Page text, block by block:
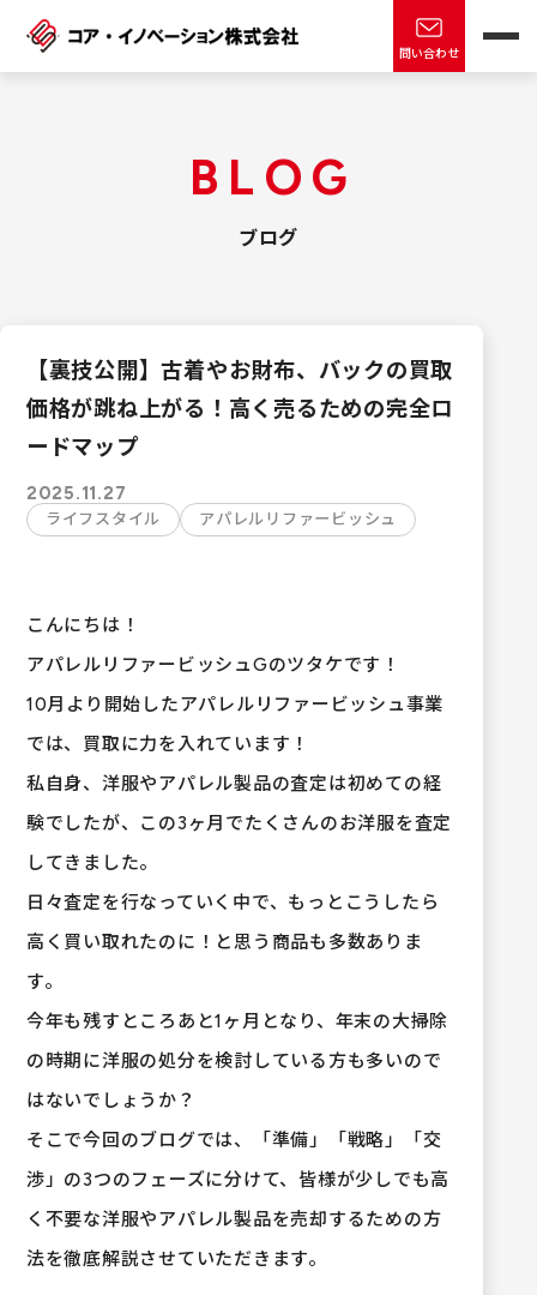
問い合わせ
B L O G
ブログ
【裏技公開】古着やお財布、バックの買取
価格が跳ね上がる！高く売るための完全ロ
ードマップ
2025.11.27
ライフスタイル アパレルリファービッシュ
こんにちは！
アパレルリファービッシュGのツタケです！
10月より開始したアパレルリファービッシュ事業
では、買取に力を入れています！
私自身、洋服やアパレル製品の査定は初めての経
験でしたが、この3ヶ月でたくさんのお洋服を査定
してきました。
日々査定を行なっていく中で、もっとこうしたら
高く買い取れたのに！と思う商品も多数ありま
す。
今年も残すところあと1ヶ月となり、年末の大掃除
の時期に洋服の処分を検討している方も多いので
はないでしょうか？
そこで今回のブログでは、「準備」「戦略」「交
渉」の3つのフェーズに分けて、皆様が少しでも高
く不要な洋服やアパレル製品を売却するための方
法を徹底解説させていただきます。